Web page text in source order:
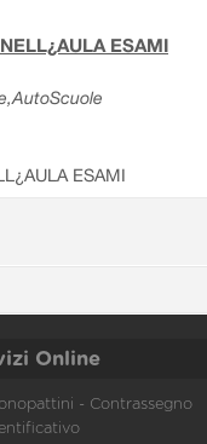
ESAMI
ESAMI
Online
- Contrassegno